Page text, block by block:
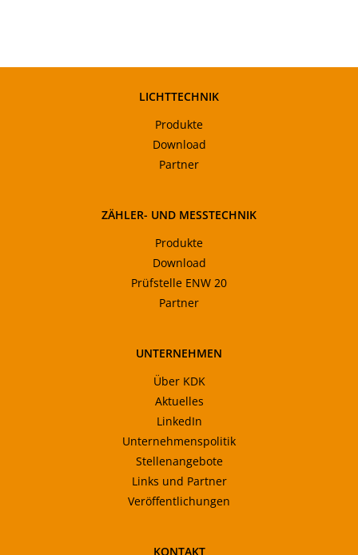
LICHTTECHNIK
Produkte
Download
Partner
ZÄHLER- UND MESSTECHNIK
Produkte
Download
Prüfstelle ENW 20
Partner
UNTERNEHMEN
Über KDK
Aktuelles
LinkedIn
Unternehmenspolitik
Stellenangebote
Links und Partner
Veröffentlichungen
KONTAKT